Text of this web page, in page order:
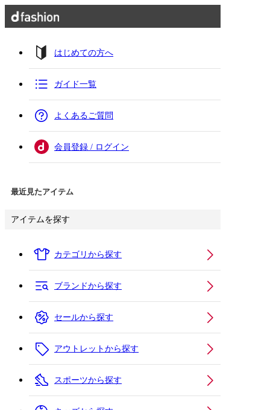
はじめての方へ
ガイド一覧
よくあるご質問
会員登録 / ログイン
最近見たアイテム
アイテムを探す
カテゴリから探す
ブランドから探す
セールから探す
アウトレットから探す
スポーツから探す